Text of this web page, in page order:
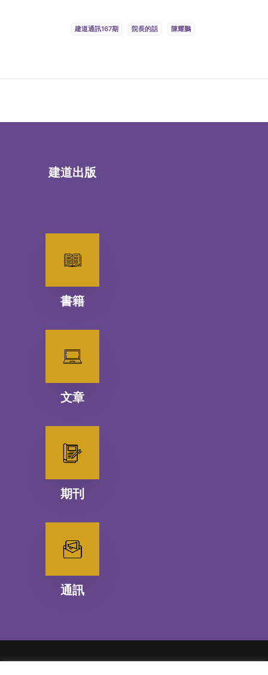
建道通訊167期 院長的話 陳耀鵬
建道出版
書籍
文章
期刊
通訊